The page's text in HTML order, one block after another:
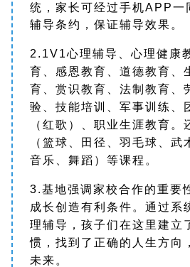
统，家长可经过手机APP一
辅导条约，保证辅导效果。
2.1V1心理辅导、心理健康
育、感恩教育、道德教育、
育、赏识教育、法制教育、
验、技能培训、军事训练、
（红歌）、职业生涯教育。
（篮球、田径、羽毛球、武
音乐、舞蹈）等课程。
3.基地强调家校合作的重要
成长创造有利条件。通过系
理辅导，孩子们在这里建立
惯，找到了正确的人生方向
未来。